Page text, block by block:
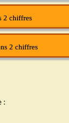
2 chiffres
2 chiffres
: